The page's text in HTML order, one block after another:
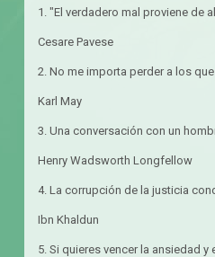
1. "El verdadero mal proviene de
Cesare Pavese
2. No me importa perder a los
Karl May
3. Una conversación con un
Henry Wadsworth Longfellow
4. La corrupción de la justicia
Ibn Khaldun
5. Si quieres vencer la ansiedad